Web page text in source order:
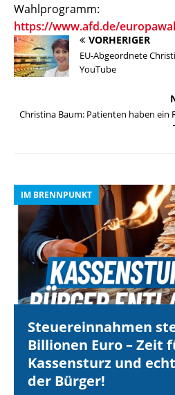
Wahlprogramm:
https://www.afd.de/
VORHERIGER
EU-Abgeordnete
YouTube
Christina Baum: Patienten haben ein
IM BRENNPUNKT
Steuereinnahmen
Billionen Euro – Zeit
Kassensturz und
der Bürger!